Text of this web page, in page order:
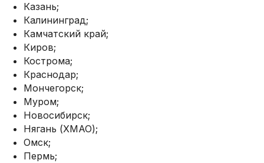
Казань;
Калининград;
Камчатский край;
Киров;
Кострома;
Краснодар;
Мончегорск;
Муром;
Новосибирск;
Нягань (ХМАО);
Омск;
Пермь;